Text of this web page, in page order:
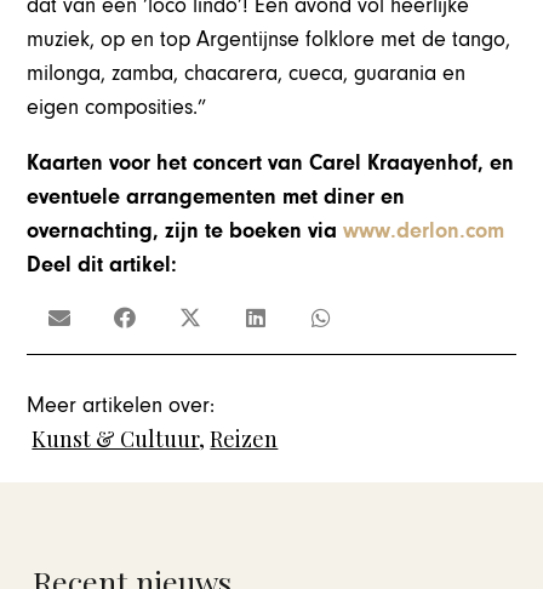
dat van een ‘loco lindo’! Een avond vol heerlijke
muziek, op en top Argentijnse folklore met de tango,
milonga, zamba, chacarera, cueca, guarania en
eigen composities.”
Kaarten voor het concert van Carel Kraayenhof, en
eventuele arrangementen met diner en
overnachting, zijn te boeken viawww.derlon.com
Deel dit artikel:
Meer artikelen over:
Kunst & Cultuur,Reizen
Recent nieuws